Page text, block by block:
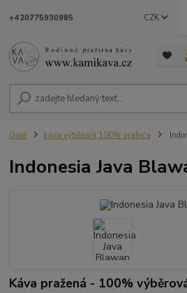
CZK
+420775930985
Úvod káva výběrová 100% arabica
Indonesia Java
Káva pražená - 100%